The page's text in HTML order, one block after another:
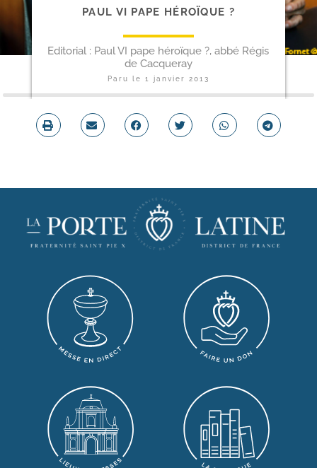
PAUL VI PAPE HÉROÏQUE ?
Editorial : Paul VI pape héroïque ?, abbé Régis
de Cacqueray
Paru le 1 janvier 2013